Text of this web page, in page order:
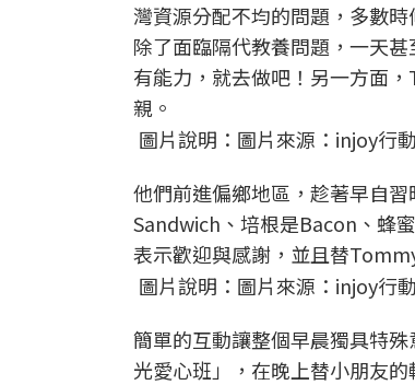
灣資源分配不均的問題，多數
除了面臨隔代教養問題，一天
有能力，就去做吧！另一方面
親。
圖片說明：圖片來源：injoy行
他們前進偏鄉地區，趁著早自
Sandwich、培根是Bacon、蜂
表示歡迎與感謝，並且替
圖片說明：圖片來源：injoy行
簡單的互動讓整個早晨獨具特
光愛心班」，在晚上替小朋友